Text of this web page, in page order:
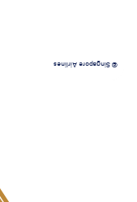
© Singapore Airlines